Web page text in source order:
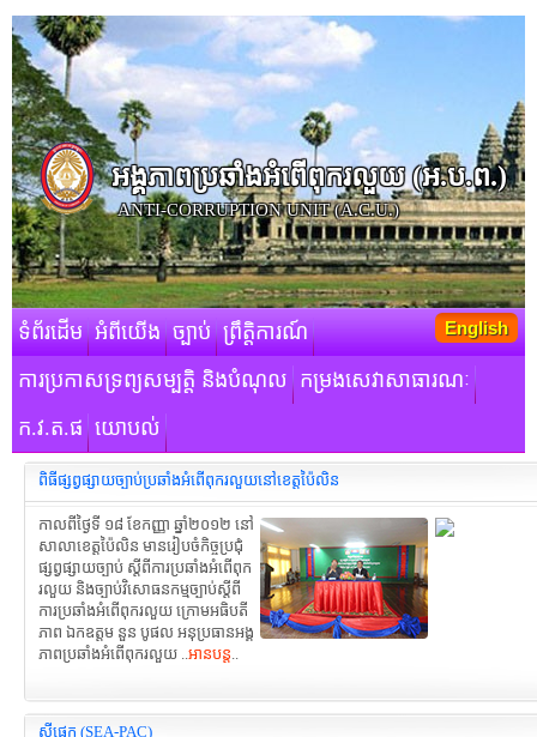
អង្គភាពប្រឆាំងអំពើពុករលួយ​ (អ.ប.ព.)
ANTI-CORRUPTION UNIT (A.C.U.)
ទំព័រដើម អំពីយើង ច្បាប់ ព្រឹត្តិការណ៍
ការប្រកាសទ្រព្យសម្បត្តិ និងបំណុល កម្រងសេវាសាធារណៈ
ក.វ.ត.ផ យោបល់
English
ពិធីផ្សព្វផ្សាយច្បាប់ប្រឆាំងអំពើពុករលួយនៅខេត្តប៉ៃលិន
កាលពីថ្ងៃទី ១៨ ខែកញ្ញា ឆ្នាំ២០១២ នៅ
សាលាខេត្តប៉ៃលិន មានរៀបចំកិច្ចប្រជុំ
ផ្សព្វផ្សាយច្បាប់ ស្តីពីការប្រឆាំងអំពើពុក
រលួយ និងច្បាប់វិសោធនកម្មច្បាប់ស្តីពី
ការប្រឆាំងអំពើពុករលួយ ក្រោមអធិបតី
ភាព ឯកឧត្តម នួន បូផល អនុប្រធានអង្គ
ភាពប្រឆាំងអំពើពុករលួយ ..អានបន្ត..
ស៊ីផេក (SEA-PAC)